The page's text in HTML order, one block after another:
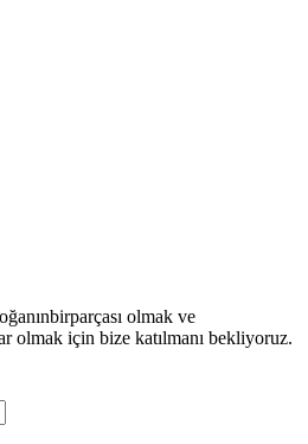
olmak ve
olmak için bize katılmanı bekliyoruz.